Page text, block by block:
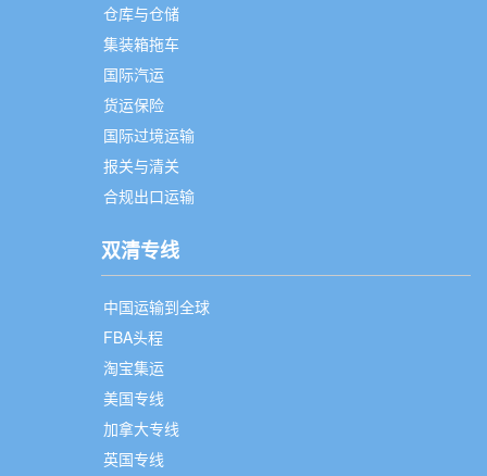
仓库与仓储
集装箱拖车
国际汽运
货运保险
国际过境运输
报关与清关
合规出口运输
双清专线
中国运输到全球
FBA头程
淘宝集运
美国专线
加拿大专线
英国专线